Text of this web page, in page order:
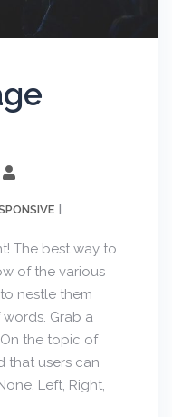
The best way to
of the various
nestle them
Grab a
the topic of
that users can
Left, Right,